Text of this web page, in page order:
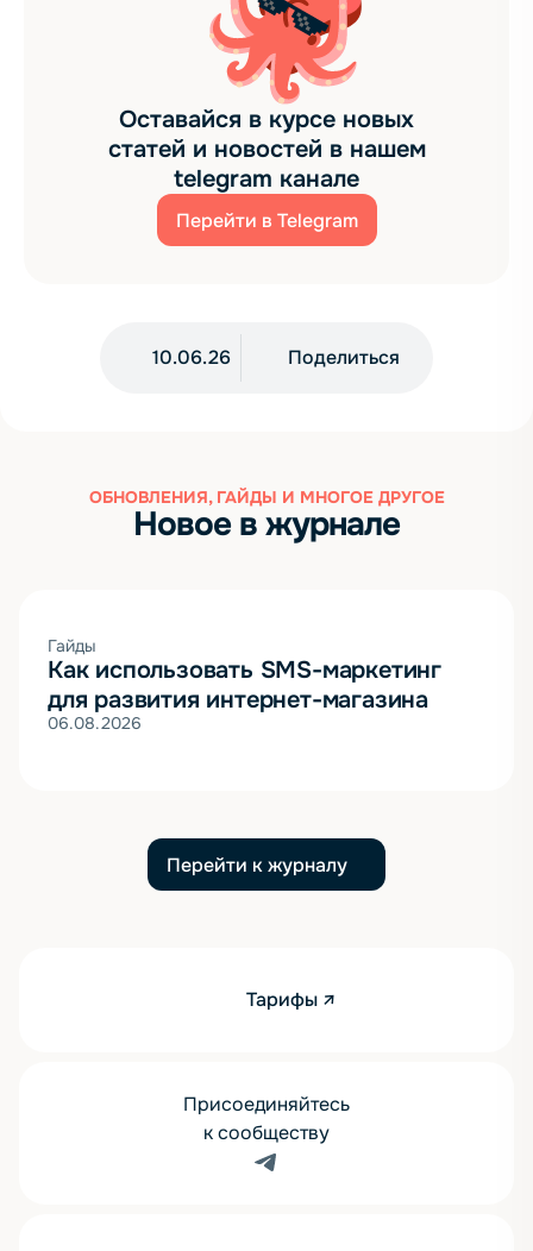
Оставайся в курсе новых
статей и новостей в нашем
telegram канале
Перейти в Telegram
10.06.26 Поделиться
ОБНОВЛЕНИЯ, ГАЙДЫ И МНОГОЕ ДРУГОЕ
Новое в журнале
Гайды
Как использовать SMS-маркетинг
для развития интернет-магазина
06.08.2026
Перейти к журналу
Тарифы ↗
Присоединяйтесь
к сообществу